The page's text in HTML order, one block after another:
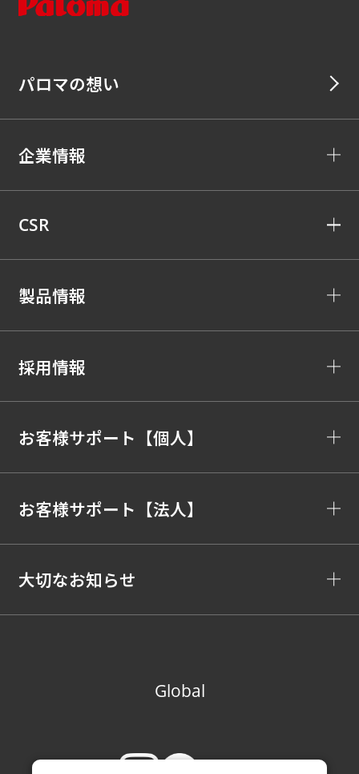
パロマの想い
企業情報
CSR
製品情報
採用情報
お客様サポート【個人】
お客様サポート【法人】
大切なお知らせ
Global